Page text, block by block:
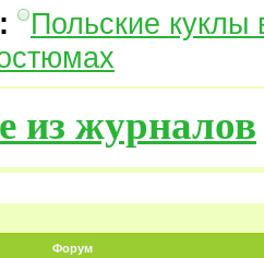
Польские куклы
из журналов
Форум